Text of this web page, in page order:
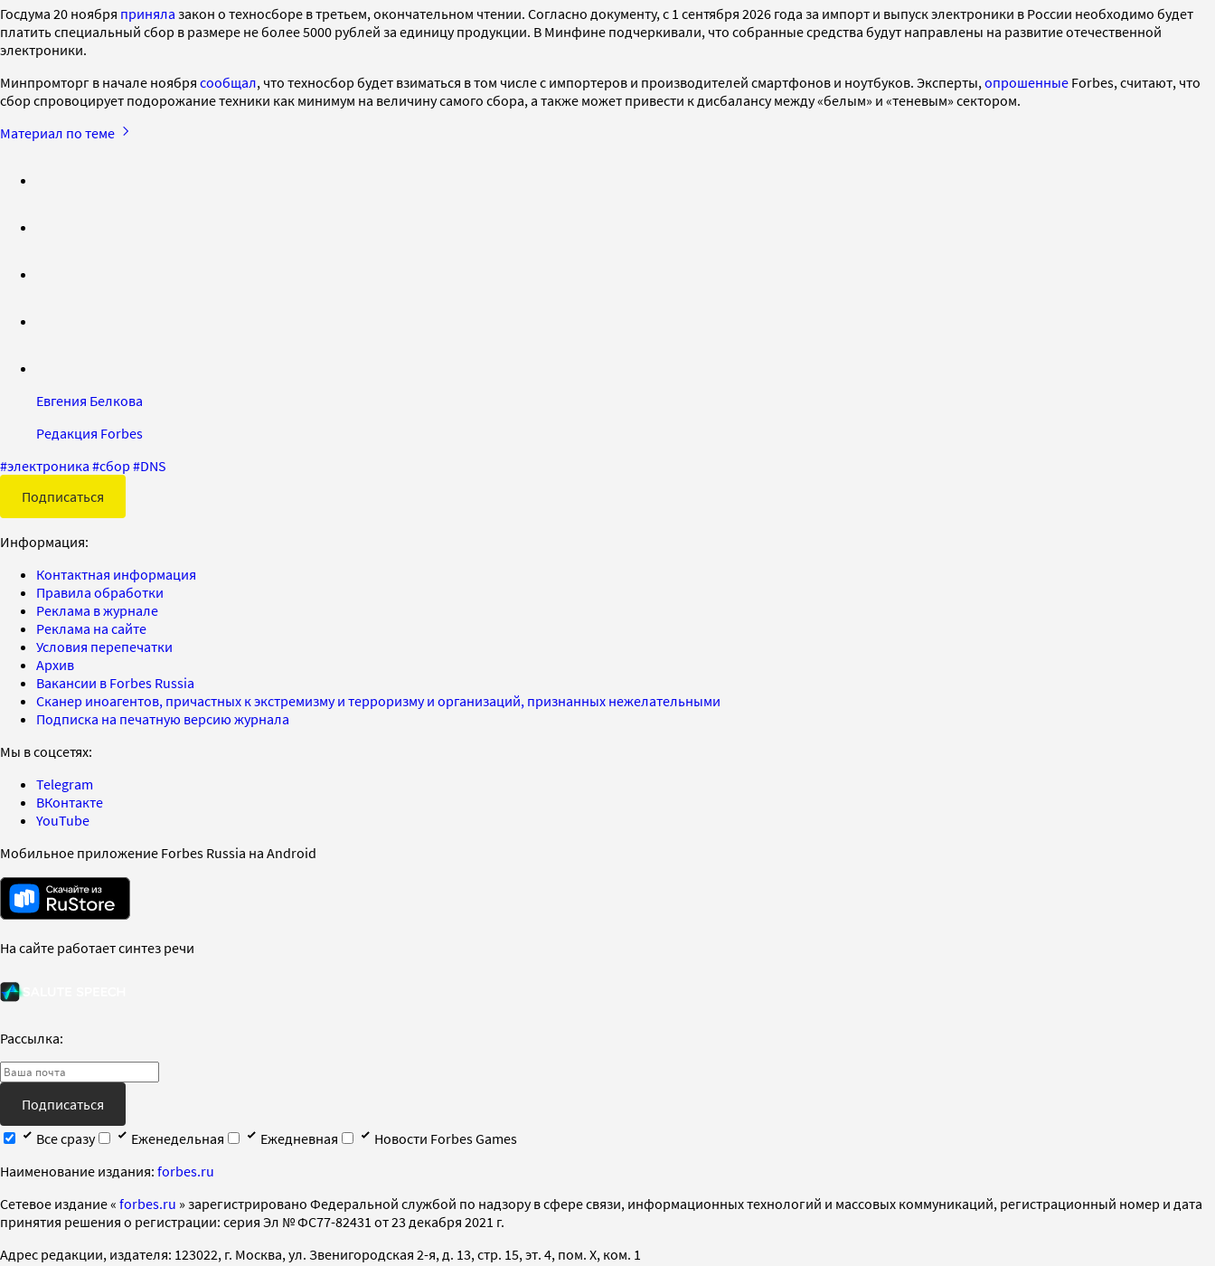
Госдума 20 ноября приняла закон о техносборе в третьем, окончательном чтении. Согласно документу, с 1 сентября 2026 года за импорт и выпуск электроники в России необходимо будет
платить специальный сбор в размере не более 5000 рублей за единицу продукции. В Минфине подчеркивали, что собранные средства будут направлены на развитие отечественной
электроники.
Минпромторг в начале ноября сообщал, что техносбор будет взиматься в том числе с импортеров и производителей смартфонов и ноутбуков. Эксперты, опрошенные Forbes, считают, что
сбор спровоцирует подорожание техники как минимум на величину самого сбора, а также может привести к дисбалансу между «белым» и «теневым» сектором.
Материал по теме
Евгения Белкова
Редакция Forbes
#электроника #сбор #DNS
Подписаться
Информация:
Контактная информация
Правила обработки
Реклама в журнале
Реклама на сайте
Условия перепечатки
Архив
Вакансии в Forbes Russia
Сканер иноагентов, причастных к экстремизму и терроризму и организаций, признанных нежелательными
Подписка на печатную версию журнала
Мы в соцсетях:
Telegram
ВКонтакте
YouTube
Мобильное приложение Forbes Russia на Android
На сайте работает синтез речи
Рассылка:
Подписаться
Все сразу
Еженедельная Ежедневная
Новости Forbes Games
Наименование издания: forbes.ru
Cетевое издание « forbes.ru » зарегистрировано Федеральной службой по надзору в сфере связи, информационных технологий и массовых коммуникаций, регистрационный номер и дата
принятия решения о регистрации: серия Эл № ФС77-82431 от 23 декабря 2021 г.
Адрес редакции, издателя: 123022, г. Москва, ул. Звенигородская 2-я, д. 13, стр. 15, эт. 4, пом. X, ком. 1